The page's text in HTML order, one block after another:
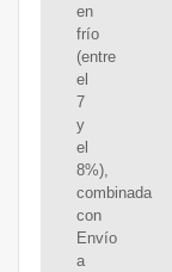
en
frío
(entre
el
7
y
el
8%),
combinada
con
Envío
a